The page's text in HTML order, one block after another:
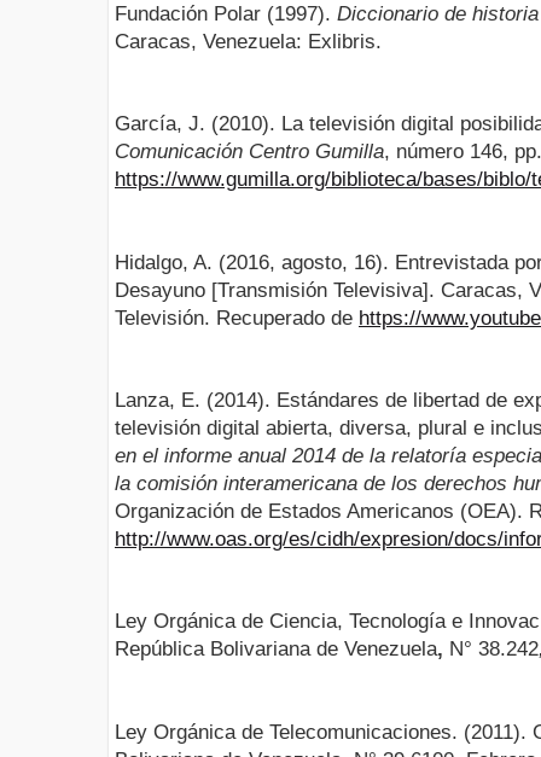
Fundación Polar (1997). Diccionario de
Caracas, Venezuela: Exlibris.
García, J. (2010). La televisión digital
Comunicación Centro Gumilla, número 146,
https://www.gumilla.org/biblioteca/bases/biblo/
Hidalgo, A. (2016, agosto, 16). Entrevistada
Desayuno [Transmisión Televisiva]. Caracas,
Televisión. Recuperado de https://
Lanza, E. (2014). Estándares de libertad de
televisión digital abierta, diversa, plural e
en el informe anual 2014 de la relatoría
la comisión interamericana de los derechos
Organización de Estados Americanos (OEA).
http://www.oas.org/es/cidh/expresion/docs/
Ley Orgánica de Ciencia, Tecnología e
República Bolivariana de Venezuela, N° 38.242
Ley Orgánica de Telecomunicaciones. (2011).